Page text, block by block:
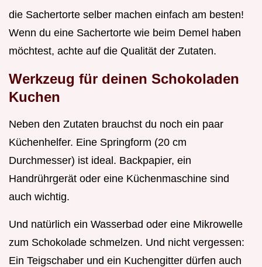
die Sachertorte selber machen einfach am besten!
Wenn du eine Sachertorte wie beim Demel haben
möchtest, achte auf die Qualität der Zutaten.
Werkzeug für deinen Schokoladen
Kuchen
Neben den Zutaten brauchst du noch ein paar
Küchenhelfer. Eine Springform (20 cm
Durchmesser) ist ideal. Backpapier, ein
Handrührgerät oder eine Küchenmaschine sind
auch wichtig.
Und natürlich ein Wasserbad oder eine Mikrowelle
zum Schokolade schmelzen. Und nicht vergessen:
Ein Teigschaber und ein Kuchengitter dürfen auch